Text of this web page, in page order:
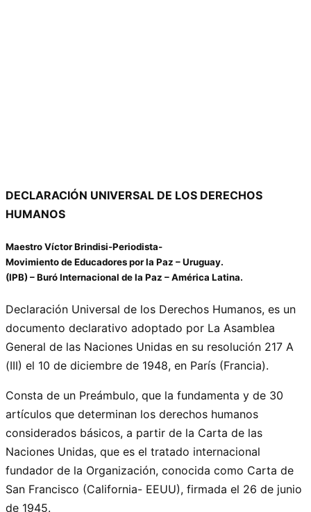
DECLARACIÓN UNIVERSAL DE LOS DERECHOS
HUMANOS
Maestro Víctor Brindisi-Periodista-
Movimiento de Educadores por la Paz – Uruguay.
(IPB) – Buró Internacional de la Paz – América Latina.
Declaración Universal de los Derechos Humanos, es un
documento declarativo adoptado por La Asamblea
General de las Naciones Unidas en su resolución 217 A
(III) el 10 de diciembre de 1948, en París (Francia).
Consta de un Preámbulo, que la fundamenta y de 30
artículos que determinan los derechos humanos
considerados básicos, a partir de la Carta de las
Naciones Unidas, que es el tratado internacional
fundador de la Organización, conocida como Carta de
San Francisco (California- EEUU), firmada el 26 de junio
de 1945.